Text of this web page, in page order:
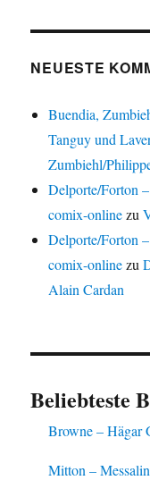
NEUESTE
Buendia,
Tanguy und
Zumbiehl/
Delporte/Forton
comix-onlinezu
Delporte/Forton
comix-onlinezu
Alain Cardan
Beliebteste
Browne – Hägar
Mitton –